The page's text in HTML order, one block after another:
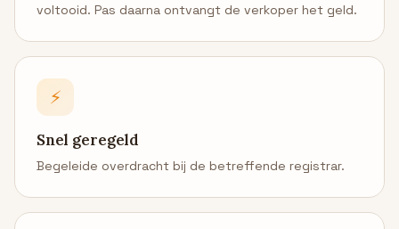
voltooid. Pas daarna ontvangt de verkoper het geld.
⚡
Snel geregeld
Begeleide overdracht bij de betreffende registrar.